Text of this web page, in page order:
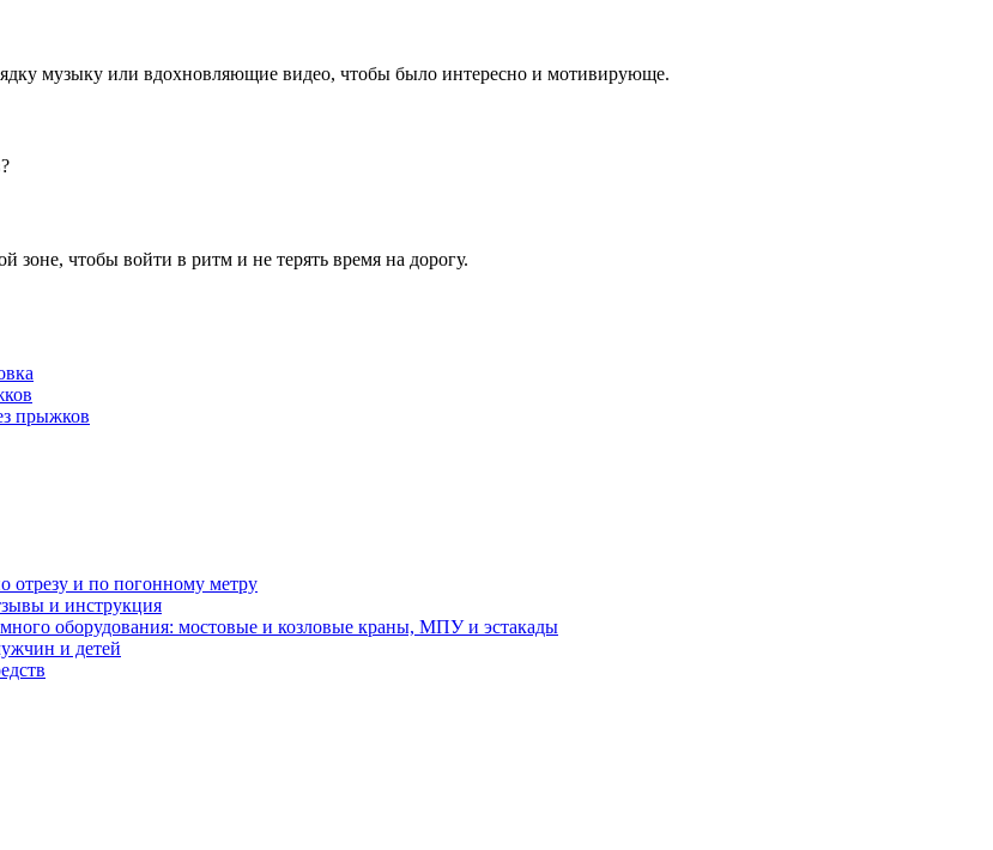
музыку или вдохновляющие видео, чтобы было интересно и мотивирующе.
чтобы войти в ритм и не терять время на дорогу.
прыжков
отрезу и по погонному метру
и инструкция
оборудования: мостовые и козловые краны, МПУ и эстакады
и детей